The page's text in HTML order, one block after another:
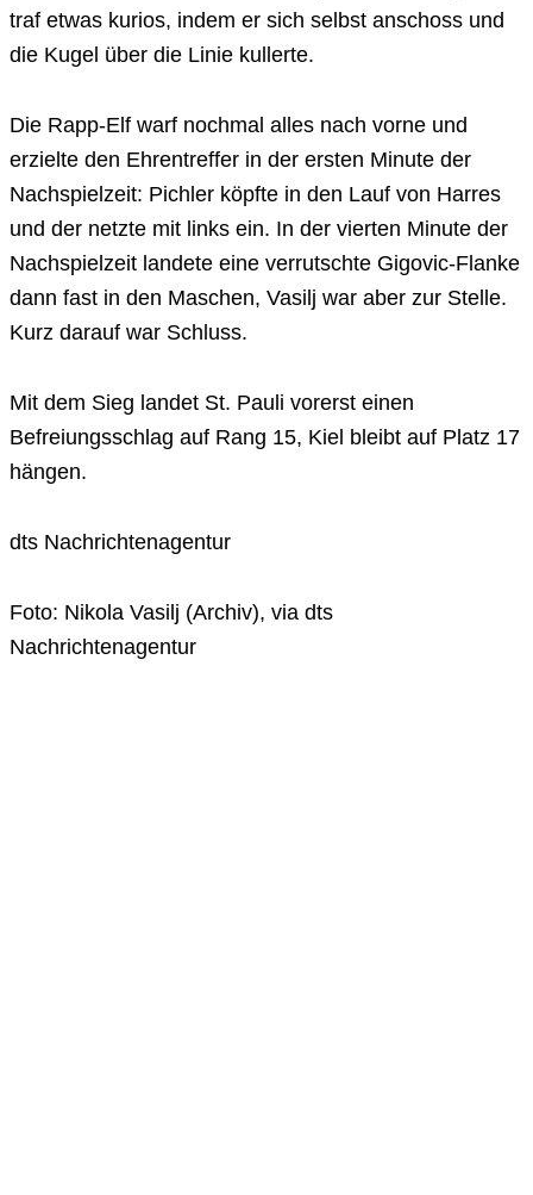
traf etwas kurios, indem er sich selbst anschoss und
die Kugel über die Linie kullerte.
Die Rapp-Elf warf nochmal alles nach vorne und
erzielte den Ehrentreffer in der ersten Minute der
Nachspielzeit: Pichler köpfte in den Lauf von Harres
und der netzte mit links ein. In der vierten Minute der
Nachspielzeit landete eine verrutschte Gigovic-Flanke
dann fast in den Maschen, Vasilj war aber zur Stelle.
Kurz darauf war Schluss.
Mit dem Sieg landet St. Pauli vorerst einen
Befreiungsschlag auf Rang 15, Kiel bleibt auf Platz 17
hängen.
dts Nachrichtenagentur
Foto: Nikola Vasilj (Archiv), via dts
Nachrichtenagentur